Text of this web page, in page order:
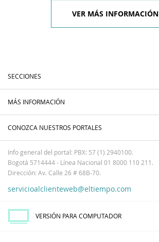
VER MÁS INFORMACIÓN
SECCIONES
MÁS INFORMACIÓN
CONOZCA NUESTROS PORTALES
Info general del portal: PBX: 57 (1) 2940100.
Bogotá 5714444 - Línea Nacional 01 8000 110 211.
Dirección: Av. Calle 26 # 68B-70.
servicioalclienteweb@eltiempo.com
VERSIÓN PARA COMPUTADOR